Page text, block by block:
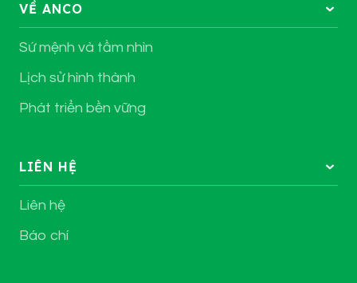
VỀ ANCO
Sứ mệnh và tầm nhìn
Lịch sử hình thành
Phát triển bền vững
LIÊN HỆ
Liên hệ
Báo chí